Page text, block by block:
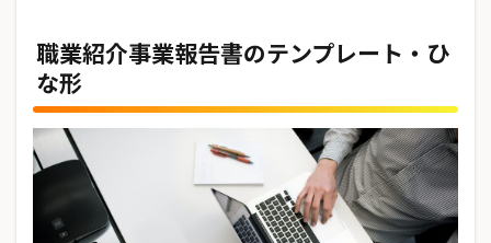
職業紹介事業報告書のテンプレート・ひ
な形